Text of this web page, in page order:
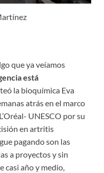
que ya veíamos
está
la bioquímica Eva
atrás en el marco
UNESCO por su
en artritis
pagando son las
a proyectos y sin
casi año y medio,